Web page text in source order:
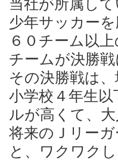
当社が所属し
少年サッカーを
６０チーム以
チームが決勝
その決勝戦は
小学校４年生
ルが高くて、大
将来のＪリー
と、ワクワクし